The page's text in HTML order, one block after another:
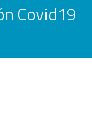
Covid19